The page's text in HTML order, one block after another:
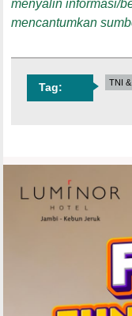
menyalin informasi/
mencantumkan
Tag: TNI